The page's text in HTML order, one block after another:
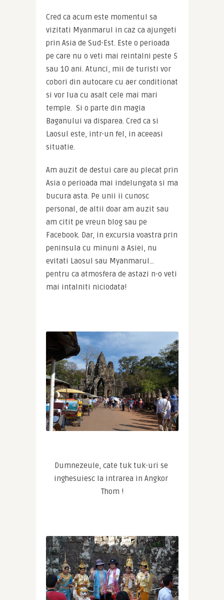
Cred ca acum este momentul sa
vizitati Myanmarul in caz ca ajungeti
prin Asia de Sud-Est. Este o perioada
pe care nu o veti mai reintalni peste 5
sau 10 ani. Atunci, mii de turisti vor
cobori din autocare cu aer conditionat
si vor lua cu asalt cele mai mari
temple.  Si o parte din magia
Baganului va disparea. Cred ca si
Laosul este, intr-un fel, in aceeasi
situatie.
Am auzit de destui care au plecat prin
Asia o perioada mai indelungata si ma
bucura asta. Pe unii ii cunosc
personal, de altii doar am auzit sau
am citit pe vreun blog sau pe
Facebook. Dar, in excursia voastra prin
peninsula cu minuni a Asiei, nu
evitati Laosul sau Myanmarul…
pentru ca atmosfera de astazi n-o veti
mai intalniti niciodata!
Dumnezeule, cate tuk tuk-uri se
inghesuiesc la intrarea in Angkor
Thom !